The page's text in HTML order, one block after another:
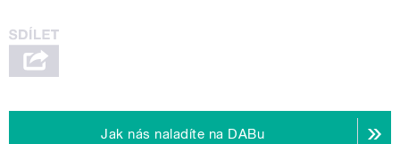
Jak nás naladíte na DABu